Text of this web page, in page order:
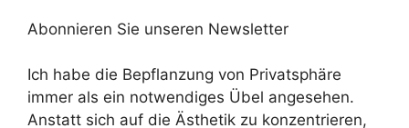
Abonnieren Sie unseren Newsletter
Ich habe die Bepflanzung von Privatsphäre
immer als ein notwendiges Übel angesehen.
Anstatt sich auf die Ästhetik zu konzentrieren,